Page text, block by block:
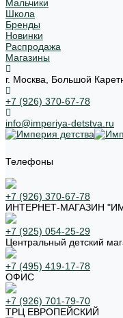
Мальчики
Школа
Бренды
Новинки
Распродажа
Магазины
г. Москва, Большой
+7 (926) 370-67-78
info@imperiya-detstva.ru
Телефоны
+7 (926) 370-67-78
ИНТЕРНЕТ-МАГАЗИН
+7 (925) 054-25-29
Центральный детский
+7 (495) 419-17-78
ОФИС
+7 (926) 701-79-70
ТРЦ ЕВРОПЕЙСКИЙ